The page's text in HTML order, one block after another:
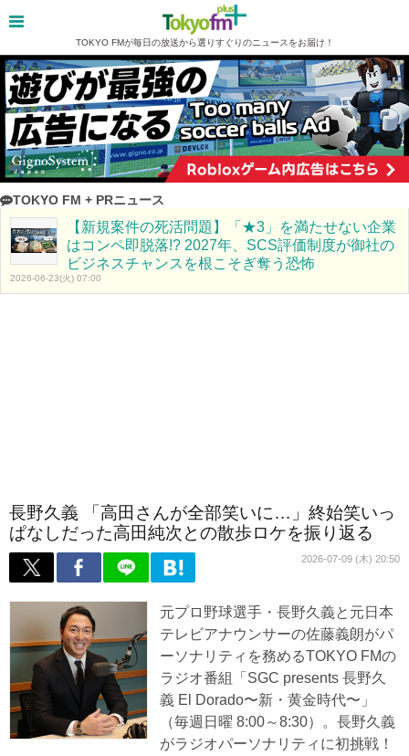
TOKYO FMが毎日の放送から選りすぐりのニュースをお届け！
TOKYO FM + PRニュース
【新規案件の死活問題】「★3」を満たせない企業
はコンペ即脱落!? 2027年、SCS評価制度が御社の
ビジネスチャンスを根こそぎ奪う恐怖
2026-06-23(火) 07:00
長野久義 「高田さんが全部笑いに…」終始笑いっ
ぱなしだった高田純次との散歩ロケを振り返る
2026-07-09 (木) 20:50
元プロ野球選手・長野久義と元日本
テレビアナウンサーの佐藤義朗がパ
ーソナリティを務めるTOKYO FMの
ラジオ番組「SGC presents 長野久
義 El Dorado〜新・黄金時代〜」
（毎週日曜 8:00～8:30）。長野久義
がラジオパーソナリティに初挑戦！